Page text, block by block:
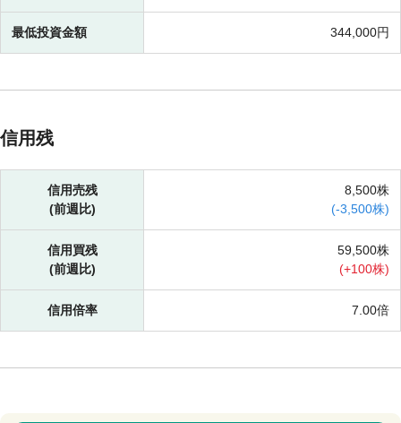
最低投資金額 344,000円
信用残
信用売残
(前週比)
8,500株
(-3,500株)
信用買残
(前週比)
59,500株
(+100株)
信用倍率 7.00倍